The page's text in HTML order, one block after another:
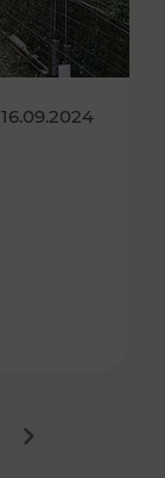
16.09.2024
Nächstes